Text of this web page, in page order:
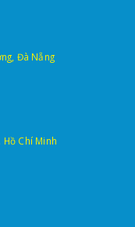
Đà Nẵng
Hồ Chí Minh